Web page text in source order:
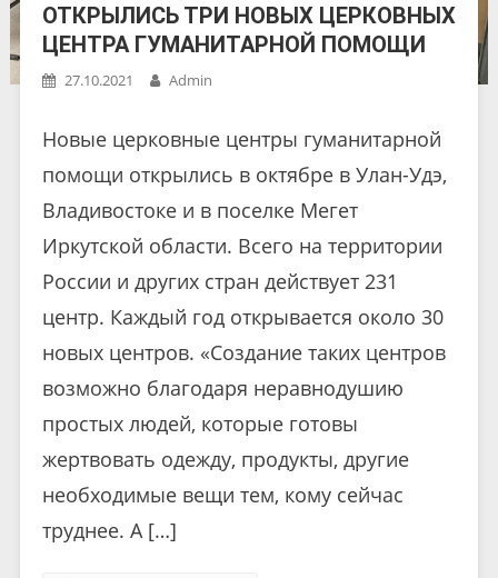
ОТКРЫЛИСЬ ТРИ НОВЫХ ЦЕРКОВНЫХ
ЦЕНТРА ГУМАНИТАРНОЙ ПОМОЩИ
27.10.2021 Admin
Новые церковные центры гуманитарной
помощи открылись в октябре в Улан-Удэ,
Владивостоке и в поселке Мегет
Иркутской области. Всего на территории
России и других стран действует 231
центр. Каждый год открывается около 30
новых центров. «Создание таких центров
возможно благодаря неравнодушию
простых людей, которые готовы
жертвовать одежду, продукты, другие
необходимые вещи тем, кому сейчас
труднее. А […]